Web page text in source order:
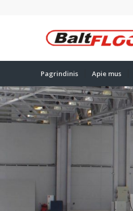
Pagrindinis Apie mus